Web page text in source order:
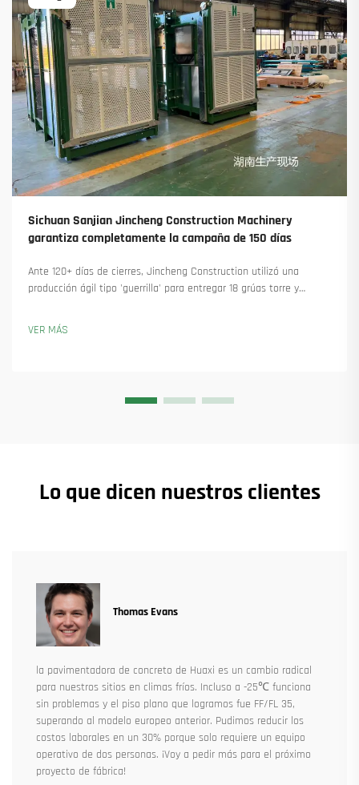
Sichuan Sanjian Jincheng Construction Machinery
garantiza completamente la campaña de 150 días
Ante 120+ días de cierres, Jincheng Construction utilizó una
producción ágil tipo 'guerrilla' para entregar 18 grúas torre y
la producción en marcha. Obtenga más información.
VER MÁS
Lo que dicen nuestros clientes
Thomas Evans
la pavimentadora de concreto de Huaxi es un cambio radical
para nuestros sitios en climas fríos. Incluso a -25℃ funciona
sin problemas y el piso plano que logramos fue FF/FL 35,
superando al modelo europeo anterior. Pudimos reducir los
costos laborales en un 30% porque solo requiere un equipo
operativo de dos personas. ¡Voy a pedir más para el próximo
proyecto de fábrica!